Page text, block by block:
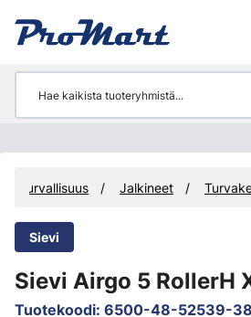
Jalkineet
Sievi
Sievi Airgo 5 RollerH
Tuotekoodi: 6500-48-52539-